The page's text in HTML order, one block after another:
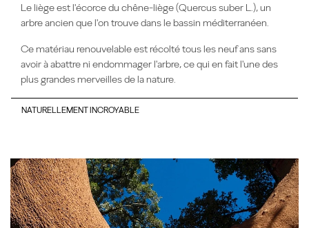
Le liège est l'écorce du chêne-liège (Quercus suber L.), un
arbre ancien que l'on trouvedans le bassin méditerranéen.
Ce matériau renouvelable est récolté tous les neuf ans sans
avoir àabattre ni endommager l'arbre,ce qui en fait l'une des
plus grandes merveilles de la nature.
NATURELLEMENT INCROYABLE